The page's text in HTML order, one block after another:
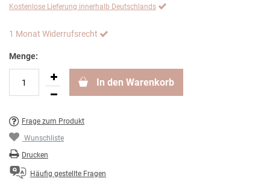
Kostenlose Lieferung innerhalb Deutschlands
1 Monat Widerrufsrecht
Menge:
In den Warenkorb
Frage zum Produkt
Wunschliste
Drucken
Häufig gestellte Fragen